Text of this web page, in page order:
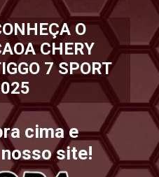
O
CHERY
7 SPORT
cima e
site!